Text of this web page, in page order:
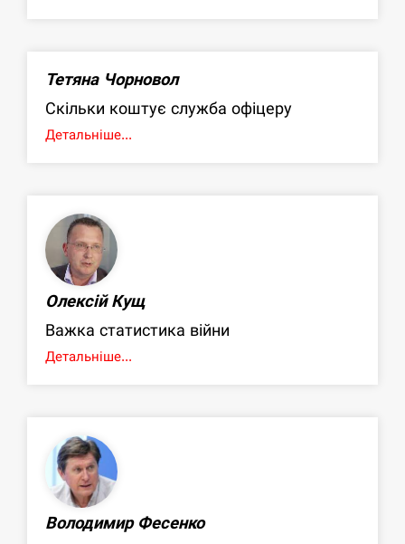
Тетяна Чорновол
Скільки коштує служба офіцеру
Детальніше...
Олексій Кущ
Важка статистика війни
Детальніше...
Володимир Фесенко